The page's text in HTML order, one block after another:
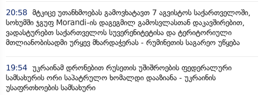
20:58 მტკიცე უთანხმოებას გამოვხატავთ 7 აგვისტოს საქართველოში,
სოხუმში ჯგუფ Morandi-ის დაგეგმილ გამოსვლასთან დაკავშირებით,
ვადასტურებთ საქართველოს სუვერენიტეტისა და ტერიტორიული
მთლიანობისადმი ურყევ მხარდაჭერას - რუმინეთის საგარეო უწყება
19:54 უკრაინამ დრონებით რუსეთის უშიშროების ფედერალური
სამსახურის ორი საპატრულო ხომალდი დააზიანა - უკრაინის
უსაფრთხოების სამსახური